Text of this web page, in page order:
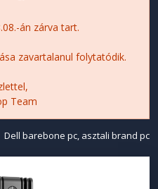
án zárva tart.
zavartalanul folytatódik.
Team
Dell barebone pc, asztali brand pc